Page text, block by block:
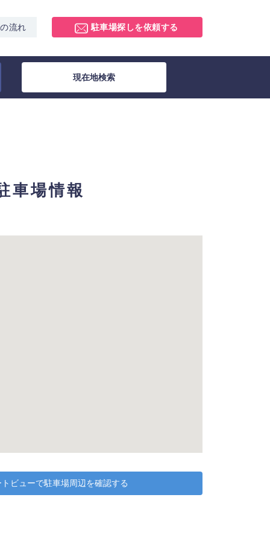
流れ 駐車場探しを依頼する
現在地検索
車場情報
ビューで駐車場周辺を確認する